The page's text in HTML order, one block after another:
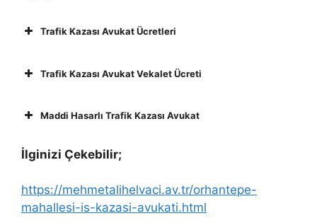
Trafik Kazası Avukat Ücretleri
Trafik Kazası Avukat Vekalet Ücreti
Maddi Hasarlı Trafik Kazası Avukat
İlginizi Çekebilir;
https://mehmetalihelvaci.av.tr/orhantepe-
mahallesi-is-kazasi-avukati.html